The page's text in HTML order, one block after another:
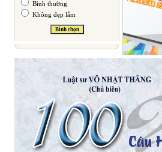
Bình thường
Không đẹp lắm